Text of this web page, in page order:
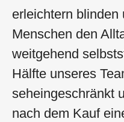
erleichtern blinden
Menschen den
weitgehend
Hälfte unseres
seheingeschränkt
nach dem Kauf